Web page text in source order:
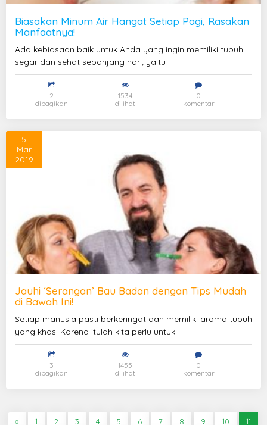
Biasakan Minum Air Hangat Setiap Pagi, Rasakan
Manfaatnya!
Ada kebiasaan baik untuk Anda yang ingin memiliki tubuh
segar dan sehat sepanjang hari; yaitu
2
dibagikan
1534
dilihat
0
komentar
Jauhi ‘Serangan’ Bau Badan dengan Tips Mudah
di Bawah Ini!
5
Mar
2019
Setiap manusia pasti berkeringat dan memiliki aroma tubuh
yang khas. Karena itulah kita perlu untuk
3
dibagikan
1455
dilihat
0
komentar
« 1 2 3 4 5 6 7 8 9 10 11